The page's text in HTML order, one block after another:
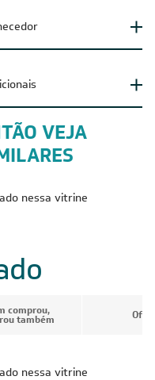
VEJA
nessa vitrine
comprou,
também
nessa vitrine